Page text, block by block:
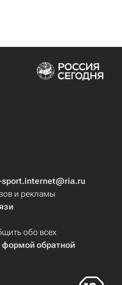
sport.internet@ria.ru
и рекламы
обо всех
формой обратной